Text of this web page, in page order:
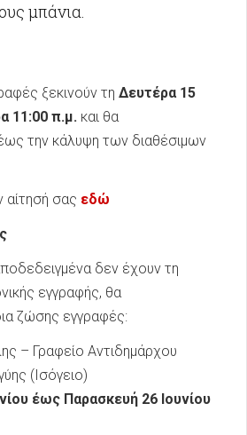
μπάνια.
ξεκινούν τη Δευτέρα 15
11:00 π.μ. και θα
την κάλυψη των διαθέσιμων
σας εδώ
δεν έχουν τη
εγγραφής, θα
ζώσης εγγραφές:
– Γραφείο Αντιδημάρχου
(Ισόγειο)
έως Παρασκευή 26 Ιουνίου